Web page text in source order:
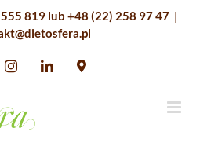
819 lub +48 (22) 258 97 47 |
InstagramLinkedInGoogle